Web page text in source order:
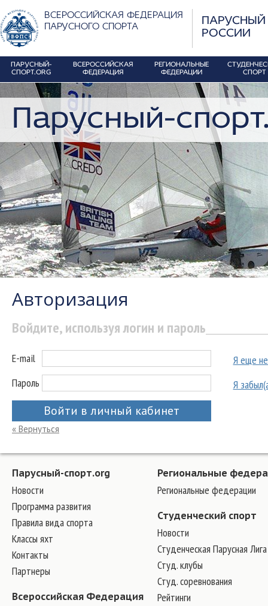
ВСЕРОССИЙСКАЯ ФЕДЕРАЦИЯ
ПАРУСНОГО СПОРТА
ПАРУСНЫЙ
РОССИИ
ПАРУСНЫЙ-
СПОРТ.ORG
ВСЕРОССИЙСКАЯ
ФЕДЕРАЦИЯ
РЕГИОНАЛЬНЫЕ
ФЕДЕРАЦИИ
СПОРТ
Парусный-
Авторизация
Войдите, используя логин и пароль
E-mail
Пароль
Войти в личный кабинет
Я еще не
Я
« Вернуться
Парусный-спорт.org
Новости
Программа развития
Правила вида спорта
Классы яхт
Контакты
Партнеры
Всероссийская Федерация
Региональные
Региональные федерации
Студенческий спорт
Новости
Студенческая Парусная Лига
Студ. клубы
Студ. соревнования
Рейтинги